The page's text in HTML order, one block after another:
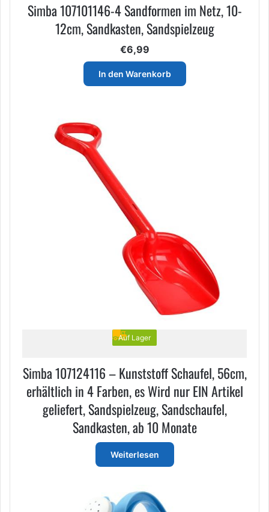
Simba 107101146-4 Sandformen im Netz, 10-
12cm, Sandkasten, Sandspielzeug
€6,99
In den Warenkorb
Auf Lager
Simba 107124116 – Kunststoff Schaufel, 56cm,
erhältlich in 4 Farben, es Wird nur EIN Artikel
geliefert, Sandspielzeug, Sandschaufel,
Sandkasten, ab 10 Monate
Weiterlesen